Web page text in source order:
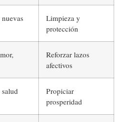
Limpieza y
protección
Reforzar lazos
afectivos
Propiciar
prosperidad